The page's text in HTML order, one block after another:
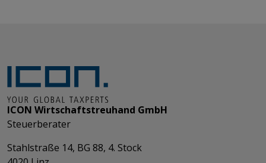
ICON Wirtschaftstreuhand GmbH
Steuerberater
Stahlstraße 14, BG 88, 4. Stock